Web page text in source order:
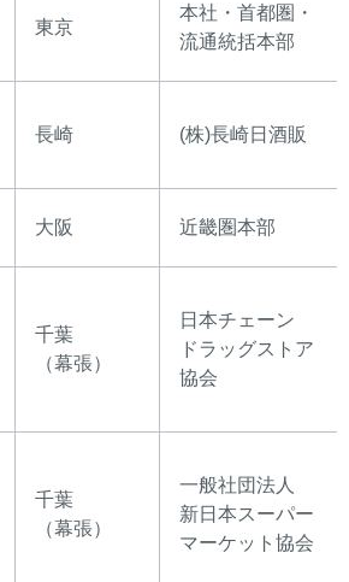
東京
本社・首都圏・
流通統括本部
長崎 (株)長崎日酒販
大阪 近畿圏本部
千葉
（幕張）
日本チェーン
ドラッグストア
協会
千葉
（幕張）
一般社団法人
新日本スーパー
マーケット協会